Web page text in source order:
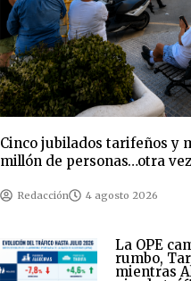
Cinco jubilados tarifeños y
millón de personas…otra
Redacción 4 agosto 2026
La OPE
rumbo,
mientras